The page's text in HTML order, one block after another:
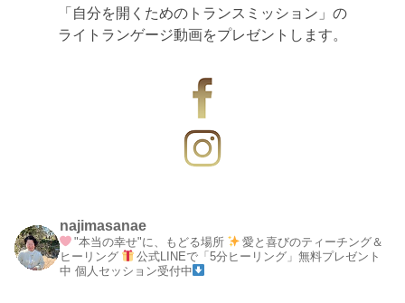
「自分を開くためのトランスミッション」の
ライトランゲージ動画をプレゼントします。
najimasanae
"本当の幸せ"に、もどる場所
愛と喜びのティーチング＆
ヒーリング
公式LINEで「5分ヒーリング」無料プレゼント
中 個人セッション受付中